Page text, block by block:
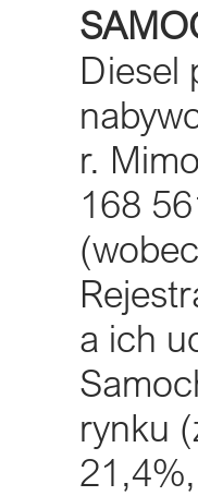
Diesel
r.
168
a ich
rynku